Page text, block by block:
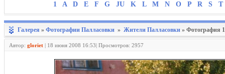
1 A D E F G JU K L M N O P R S T
Галерея » Фотографии Палласовки » Жители Палласовки » Фотография 1
Автор: gloriet | 18 июня 2008 16:53| Просмотров: 2957